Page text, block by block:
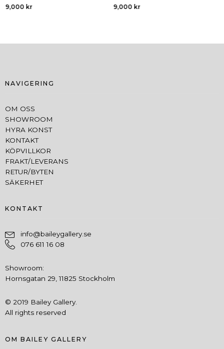
9,000 kr 9,000 kr
NAVIGERING
OM OSS
SHOWROOM
HYRA KONST
KONTAKT
KÖPVILLKOR
FRAKT/LEVERANS
RETUR/BYTEN
SÄKERHET
KONTAKT
info@baileygallery.se
076 611 16 08
Showroom:
Hornsgatan 29, 11825 Stockholm
© 2019 Bailey Gallery.
All rights reserved
OM BAILEY GALLERY